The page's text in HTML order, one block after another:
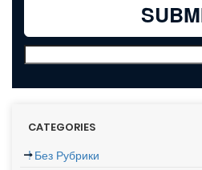
CATEGORIES
! Без Рубрики